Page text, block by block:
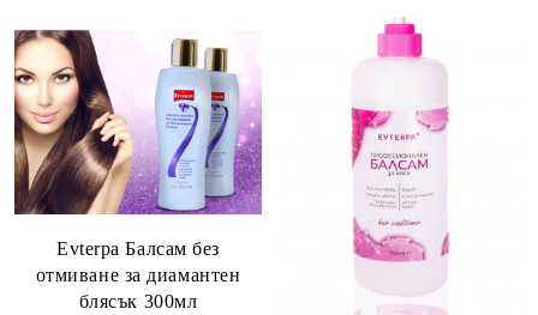
Evterpa Балсам без
отмиване за диамантен
блясък 300мл